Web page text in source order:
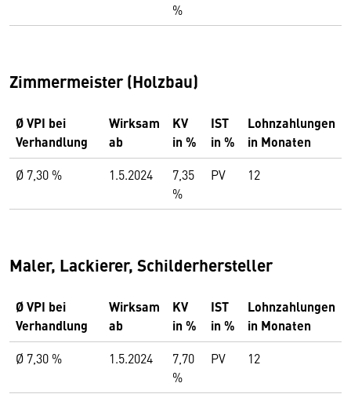
%
Zimmermeister (Holzbau)
Ø VPI bei
Verhandlung
Wirksam
ab
KV
in %
IST
in %
Lohnzahlungen
in Monaten
Ø 7,30 % 1.5.2024
7,35
%
PV 12
Maler, Lackierer, Schilderhersteller
Ø VPI bei
Verhandlung
Wirksam
ab
KV
in %
IST
in %
Lohnzahlungen
in Monaten
Ø 7,30 % 1.5.2024
7,70
%
PV 12